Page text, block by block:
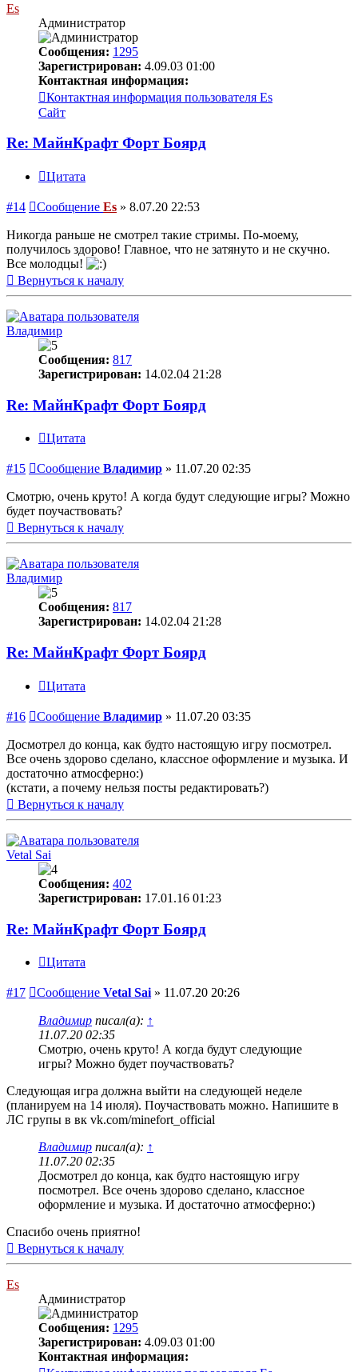
Es
Администратор
Сообщения: 1295
Зарегистрирован: 4.09.03 01:00
Контактная информация:
Контактная информация пользователя Es
Сайт
Re: МайнКрафт Форт Боярд
Цитата
#14 Сообщение Es » 8.07.20 22:53
Никогда раньше не смотрел такие стримы. По-моему,
получилось здорово! Главное, что не затянуто и не скучно.
Все молодцы!
Вернуться к началу
Владимир
Сообщения: 817
Зарегистрирован: 14.02.04 21:28
Re: МайнКрафт Форт Боярд
Цитата
#15 Сообщение Владимир » 11.07.20 02:35
Смотрю, очень круто! А когда будут следующие игры? Можно
будет поучаствовать?
Вернуться к началу
Владимир
Сообщения: 817
Зарегистрирован: 14.02.04 21:28
Re: МайнКрафт Форт Боярд
Цитата
#16 Сообщение Владимир » 11.07.20 03:35
Досмотрел до конца, как будто настоящую игру посмотрел.
Все очень здорово сделано, классное оформление и музыка. И
достаточно атмосферно:)
(кстати, а почему нельзя посты редактировать?)
Вернуться к началу
Vetal Sai
Сообщения: 402
Зарегистрирован: 17.01.16 01:23
Re: МайнКрафт Форт Боярд
Цитата
#17 Сообщение Vetal Sai » 11.07.20 20:26
Владимир писал(а): ↑
11.07.20 02:35
Смотрю, очень круто! А когда будут следующие
игры? Можно будет поучаствовать?
Cледующая игра должна выйти на следующей неделе
(планируем на 14 июля). Поучаствовать можно. Напишите в
ЛС групы в вк vk.com/minefort_official
Владимир писал(а): ↑
11.07.20 02:35
Досмотрел до конца, как будто настоящую игру
посмотрел. Все очень здорово сделано, классное
оформление и музыка. И достаточно атмосферно:)
Спасибо очень приятно!
Вернуться к началу
Es
Администратор
Сообщения: 1295
Зарегистрирован: 4.09.03 01:00
Контактная информация: